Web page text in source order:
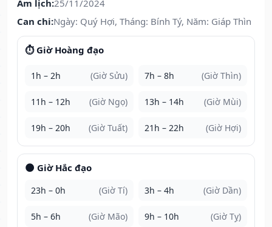
Âm lịch:25/11/2024
Can chi:Ngày: Quý Hợi, Tháng: Bính Tý, Năm: Giáp Thìn
⏱️ Giờ Hoàng đạo
1h – 2h (Giờ Sửu) 7h – 8h (Giờ Thìn)
11h – 12h (Giờ Ngọ) 13h – 14h (Giờ Mùi)
19h – 20h (Giờ Tuất) 21h – 22h (Giờ Hợi)
🌑 Giờ Hắc đạo
23h – 0h (Giờ Tí) 3h – 4h (Giờ Dần)
5h – 6h (Giờ Mão) 9h – 10h (Giờ Tỵ)